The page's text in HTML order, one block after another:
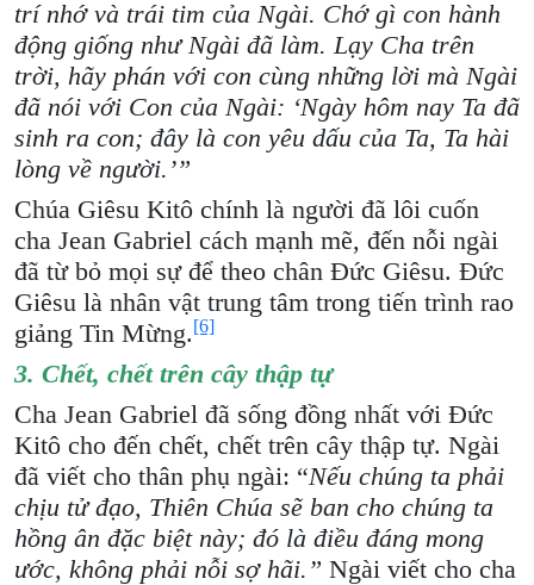
trí nhớ và trái tim của Ngài. Chớ gì con hành
động giống như Ngài đã làm. Lạy Cha trên
trời, hãy phán với con cùng những lời mà Ngài
đã nói với Con của Ngài: ‘Ngày hôm nay Ta đã
sinh ra con; đây là con yêu dấu của Ta, Ta hài
lòng về người.’”
Chúa Giêsu Kitô chính là người đã lôi cuốn
cha Jean Gabriel cách mạnh mẽ, đến nỗi ngài
đã từ bỏ mọi sự để theo chân Đức Giêsu. Đức
Giêsu là nhân vật trung tâm trong tiến trình rao
giảng Tin Mừng.[6]
3. Chết, chết trên cây thập tự
Cha Jean Gabriel đã sống đồng nhất với Đức
Kitô cho đến chết, chết trên cây thập tự. Ngài
đã viết cho thân phụ ngài: “Nếu chúng ta phải
chịu tử đạo, Thiên Chúa sẽ ban cho chúng ta
hồng ân đặc biệt này; đó là điều đáng mong
ước, không phải nỗi sợ hãi.” Ngài viết cho cha